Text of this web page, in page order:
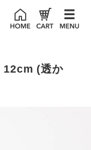
12cm (透か